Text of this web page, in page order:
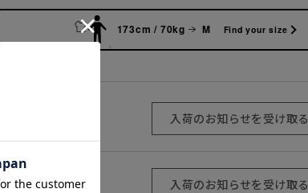
173cm / 70kg M Find your size
入荷のお知らせを受け取る
M 入荷のお知らせを受け取る